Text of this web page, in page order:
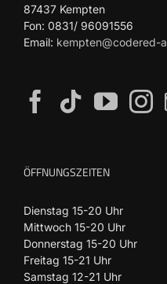
87437 Kempten
Fon: 0831/ 96091556
Email: kempten@codered-
ÖFFNUNGSZEITEN
Dienstag 15-20 Uhr
Mittwoch 15-20 Uhr
Donnerstag 15-20 Uhr
Freitag 15-21 Uhr
Samstag 12-21 Uhr